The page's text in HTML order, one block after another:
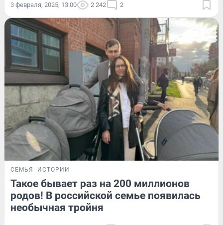
3 февраля, 2025, 13:00 2 242 2
СЕМЬЯ ИСТОРИИ
Такое бывает раз на 200 миллионов
родов! В российской семье появилась
необычная тройня